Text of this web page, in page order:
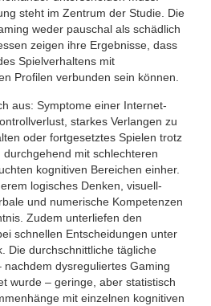
steht im Zentrum der Studie. Die
weder pauschal als schädlich
zeigen ihre Ergebnisse, dass
Spielverhaltens mit
Profilen verbunden sein können.
aus: Symptome einer Internet-
starkes Verlangen zu
oder fortgesetztes Spielen trotz
mit schlechteren
kognitiven Bereichen einher.
logisches Denken, visuell-
und numerische Kompetenzen
Zudem unterliefen den
schnellen Entscheidungen unter
Die durchschnittliche tägliche
dysreguliertes Gaming
wurde – geringe, aber statistisch
mit einzelnen kognitiven